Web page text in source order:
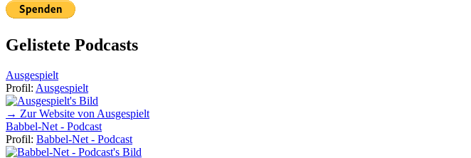
Gelistete Podcasts
Ausgespielt
Profil: Ausgespielt
→ Zur Website von Ausgespielt
Babbel-Net - Podcast
Profil: Babbel-Net - Podcast